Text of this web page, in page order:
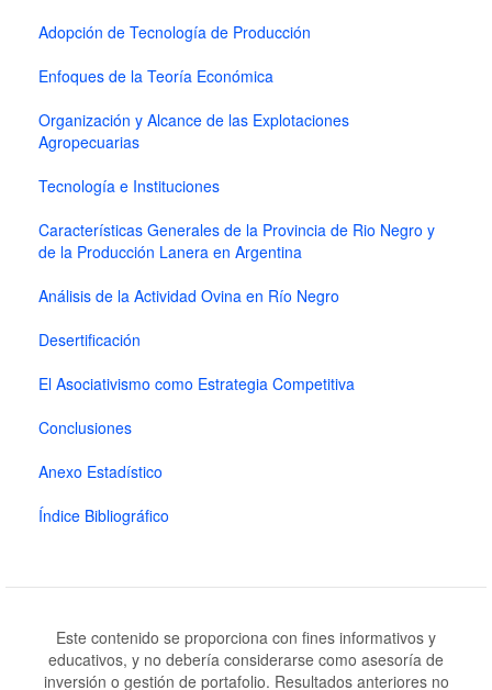
Adopción de Tecnología de Producción
Enfoques de la Teoría Económica
Organización y Alcance de las Explotaciones
Agropecuarias
Tecnología e Instituciones
Características Generales de la Provincia de Rio Negro y
de la Producción Lanera en Argentina
Análisis de la Actividad Ovina en Río Negro
Desertificación
El Asociativismo como Estrategia Competitiva
Conclusiones
Anexo Estadístico
Índice Bibliográfico
Este contenido se proporciona con fines informativos y
educativos, y no debería considerarse como asesoría de
inversión o gestión de portafolio. Resultados anteriores no